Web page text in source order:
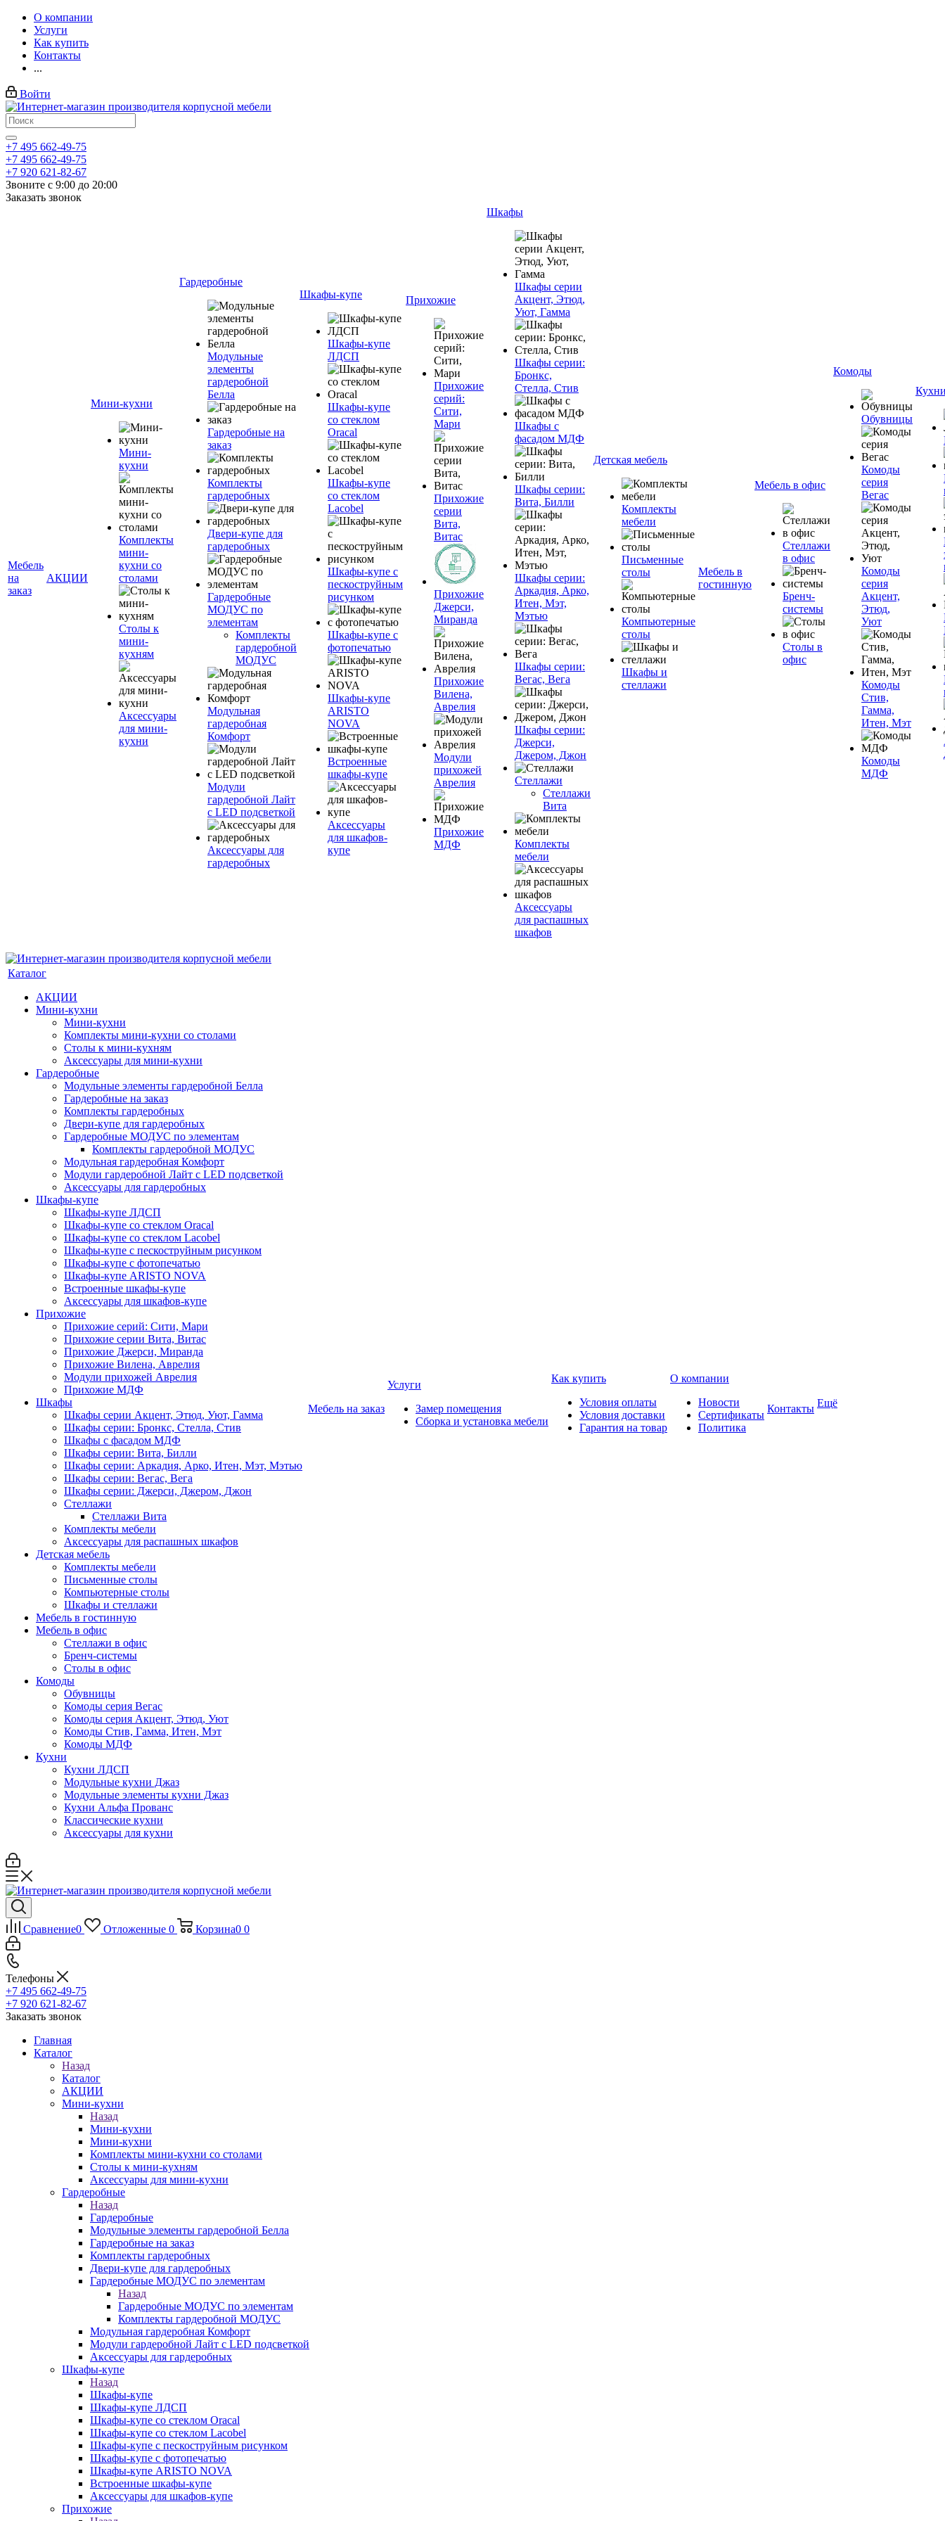
О компании
Услуги
Как купить
Контакты
...
Войти
+7 495 662-49-75
+7 495 662-49-75
+7 920 621-82-67
Звоните с 9:00 до 20:00
Заказать звонок
Мебель
на
заказ
АКЦИИ
Мини-кухни
Мини-
кухни
Комплекты
мини-
кухни со
столами
Столы к
мини-
кухням
Аксессуары
для мини-
кухни
Гардеробные
Модульные
элементы
гардеробной
Белла
Гардеробные на
заказ
Комплекты
гардеробных
Двери-купе для
гардеробных
Гардеробные
МОДУС по
элементам
Комплекты
гардеробной
МОДУС
Модульная
гардеробная
Комфорт
Модули
гардеробной Лайт
с LED подсветкой
Аксессуары для
гардеробных
Шкафы-купе
Шкафы-купе
ЛДСП
Шкафы-купе
со стеклом
Oracal
Шкафы-купе
со стеклом
Lacobel
Шкафы-купе с
пескоструйным
рисунком
Шкафы-купе с
фотопечатью
Шкафы-купе
ARISTO
NOVA
Встроенные
шкафы-купе
Аксессуары
для шкафов-
купе
Прихожие
Прихожие
серий:
Сити,
Мари
Прихожие
серии
Вита,
Витас
Прихожие
Джерси,
Миранда
Прихожие
Вилена,
Аврелия
Модули
прихожей
Аврелия
Прихожие
МДФ
Шкафы
Шкафы серии
Акцент, Этюд,
Уют, Гамма
Шкафы серии:
Бронкс,
Стелла, Стив
Шкафы с
фасадом МДФ
Шкафы серии:
Вита, Билли
Шкафы серии:
Аркадия, Арко,
Итен, Мэт,
Мэтью
Шкафы серии:
Вегас, Вега
Шкафы серии:
Джерси,
Джером, Джон
Стеллажи
Стеллажи
Вита
Комплекты
мебели
Аксессуары
для распашных
шкафов
Детская мебель
Комплекты
мебели
Письменные
столы
Компьютерные
столы
Шкафы и
стеллажи
Мебель в
гостинную
Мебель в офис
Стеллажи
в офис
Бренч-
системы
Столы в
офис
Комоды
Обувницы
Комоды
серия
Вегас
Комоды
серия
Акцент,
Этюд,
Уют
Комоды
Стив,
Гамма,
Итен, Мэт
Комоды
МДФ
Каталог
АКЦИИ
Мини-кухни
Мини-кухни
Комплекты мини-кухни со столами
Столы к мини-кухням
Аксессуары для мини-кухни
Гардеробные
Модульные элементы гардеробной Белла
Гардеробные на заказ
Комплекты гардеробных
Двери-купе для гардеробных
Гардеробные МОДУС по элементам
Комплекты гардеробной МОДУС
Модульная гардеробная Комфорт
Модули гардеробной Лайт с LED подсветкой
Аксессуары для гардеробных
Шкафы-купе
Шкафы-купе ЛДСП
Шкафы-купе со стеклом Oracal
Шкафы-купе со стеклом Lacobel
Шкафы-купе с пескоструйным рисунком
Шкафы-купе с фотопечатью
Шкафы-купе ARISTO NOVA
Встроенные шкафы-купе
Аксессуары для шкафов-купе
Прихожие
Прихожие серий: Сити, Мари
Прихожие серии Вита, Витас
Прихожие Джерси, Миранда
Прихожие Вилена, Аврелия
Модули прихожей Аврелия
Прихожие МДФ
Шкафы
Шкафы серии Акцент, Этюд, Уют, Гамма
Шкафы серии: Бронкс, Стелла, Стив
Шкафы с фасадом МДФ
Шкафы серии: Вита, Билли
Шкафы серии: Аркадия, Арко, Итен, Мэт, Мэтью
Шкафы серии: Вегас, Вега
Шкафы серии: Джерси, Джером, Джон
Стеллажи
Стеллажи Вита
Комплекты мебели
Аксессуары для распашных шкафов
Детская мебель
Комплекты мебели
Письменные столы
Компьютерные столы
Шкафы и стеллажи
Мебель в гостинную
Мебель в офис
Стеллажи в офис
Бренч-системы
Столы в офис
Комоды
Обувницы
Комоды серия Вегас
Комоды серия Акцент, Этюд, Уют
Комоды Стив, Гамма, Итен, Мэт
Комоды МДФ
Кухни
Кухни ЛДСП
Модульные кухни Джаз
Модульные элементы кухни Джаз
Кухни Альфа Прованс
Классические кухни
Аксессуары для кухни
Мебель на заказ
Услуги
Замер помещения
Сборка и установка мебели
Как купить
Условия оплаты
Условия доставки
Гарантия на товар
О компании
Новости
Сертификаты
Политика
Контакты Ещё
Сравнение0 Отложенные 0 Корзина0 0
Телефоны
+7 495 662-49-75
+7 920 621-82-67
Заказать звонок
Главная
Каталог
Назад
Каталог
АКЦИИ
Мини-кухни
Назад
Мини-кухни
Мини-кухни
Комплекты мини-кухни со столами
Столы к мини-кухням
Аксессуары для мини-кухни
Гардеробные
Назад
Гардеробные
Модульные элементы гардеробной Белла
Гардеробные на заказ
Комплекты гардеробных
Двери-купе для гардеробных
Гардеробные МОДУС по элементам
Назад
Гардеробные МОДУС по элементам
Комплекты гардеробной МОДУС
Модульная гардеробная Комфорт
Модули гардеробной Лайт с LED подсветкой
Аксессуары для гардеробных
Шкафы-купе
Назад
Шкафы-купе
Шкафы-купе ЛДСП
Шкафы-купе со стеклом Oracal
Шкафы-купе со стеклом Lacobel
Шкафы-купе с пескоструйным рисунком
Шкафы-купе с фотопечатью
Шкафы-купе ARISTO NOVA
Встроенные шкафы-купе
Аксессуары для шкафов-купе
Прихожие